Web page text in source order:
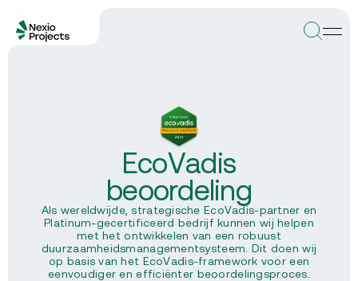
EcoVadis
beoordeling
Als wereldwijde, strategische EcoVadis-partner en
Platinum-gecertificeerd bedrijf kunnen wij helpen
met het ontwikkelen van een robuust
duurzaamheidsmanagementsysteem. Dit doen wij
op basis van het EcoVadis-framework voor een
eenvoudiger en efficiënter beoordelingsproces.